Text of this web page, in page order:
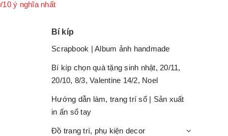
10 ý nghĩa nhất
Bí kíp
Scrapbook | Album ảnh handmade
Bí kíp chọn quà tặng sinh nhật, 20/11,
20/10, 8/3, Valentine 14/2, Noel
Hướng dẫn làm, trang trí sổ | Sản xuất
in ấn sổ tay
Đồ trang trí, phụ kiện decor